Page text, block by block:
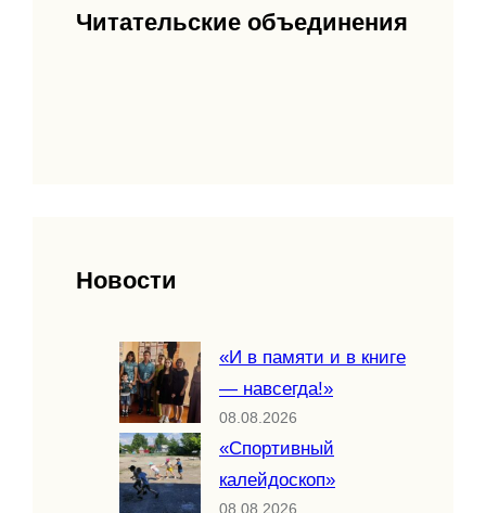
Читательские объединения
Новости
«И в памяти и в книге
— навсегда!»
08.08.2026
«Спортивный
калейдоскоп»
08.08.2026